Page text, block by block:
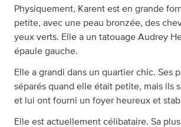
Physiquement, Karent est en grande
petite, avec une peau bronzée, des
yeux verts. Elle a un tatouage Audrey
épaule gauche.
Elle a grandi dans un quartier chic. Ses
séparés quand elle était petite, mais ils
et lui ont fourni un foyer heureux et
Elle est actuellement célibataire. Sa